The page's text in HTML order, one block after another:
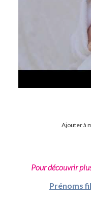
Ajouter à
Pour découvrir
Prénoms